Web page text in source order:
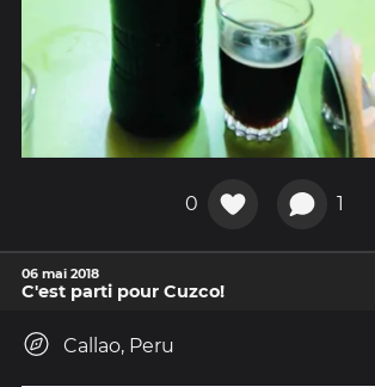
0 1
06 mai 2018
C'est parti pour Cuzco!
Callao, Peru